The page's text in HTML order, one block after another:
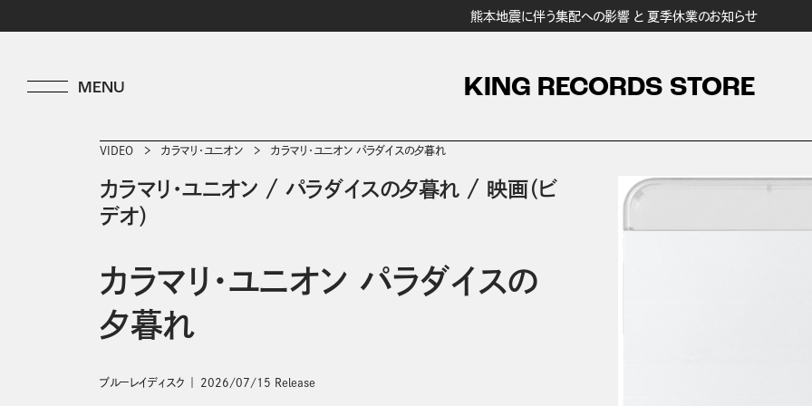
熊本地震に伴う集配への影響 と 夏季休業のお知らせ
KING RECORDS STORE
VIDEO カラマリ・ユニオン カラマリ・ユニオン パラダイスの夕暮れ
カラマリ・ユニオン / パラダイスの夕暮れ / 映画（ビ
デオ）
カラマリ・ユニオン パラダイスの
夕暮れ
ブルーレイディスク 2026/07/15 Release